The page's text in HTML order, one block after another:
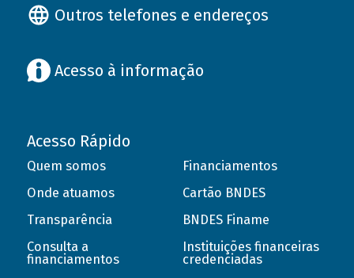
Outros telefones e endereços
Acesso à informação
Acesso Rápido
Quem somos
Onde atuamos
Transparência
Consulta a
financiamentos
Financiamentos
Cartão BNDES
BNDES Finame
Instituições financeiras
credenciadas